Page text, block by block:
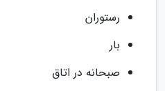
رستوران
بار
صبحانه در اتاق